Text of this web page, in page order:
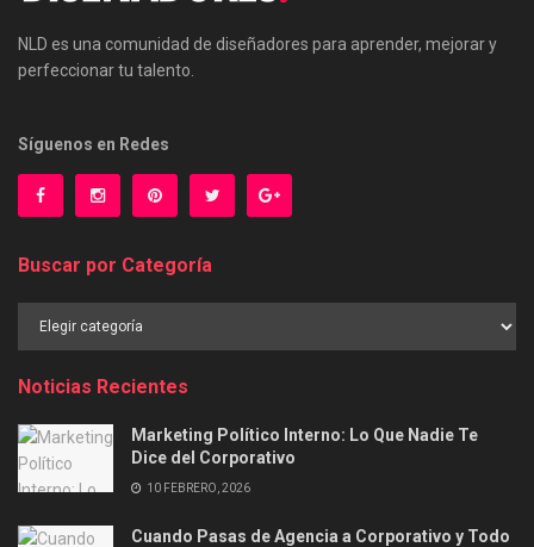
NLD es una comunidad de diseñadores para aprender, mejorar y
perfeccionar tu talento.
Síguenos en Redes
Buscar por Categoría
Buscar
Noticias Recientes
Marketing Político Interno: Lo Que Nadie Te
Dice del Corporativo
10 FEBRERO, 2026
Cuando Pasas de Agencia a Corporativo y Todo